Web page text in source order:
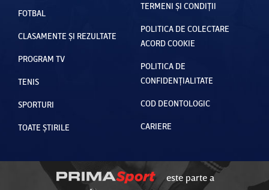
FOTBAL
CLASAMENTE ȘI REZULTATE
PROGRAM TV
TENIS
SPORTURI
TOATE ȘTIRILE
TERMENI ȘI CONDIȚII
POLITICA DE COLECTARE
ACORD COOKIE
POLITICA DE
CONFIDENȚIALITATE
COD DEONTOLOGIC
CARIERE
este parte a